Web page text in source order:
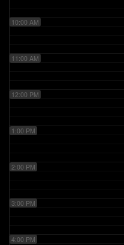
10:00 AM
11:00 AM
12:00 PM
1:00 PM
2:00 PM
3:00 PM
4:00 PM